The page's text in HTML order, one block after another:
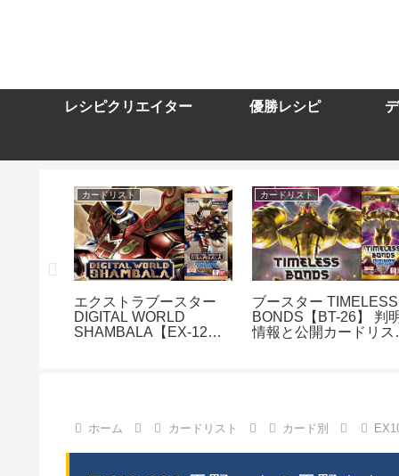
レシピクリエイター 優勝レシピ
カードリスト
エクストラブースター
DIGITAL WORLD
SHAMBALA【EX-12】
カードリスト
ブースター TIMELESS
BONDS【BT-26】 判
情報と公開カードリス
ホーム カードリスト カード別